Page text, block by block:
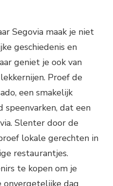
Segovia maak je niet
geschiedenis en
geniet je ook van
Proef de
een smakelijk
dat een
Slenter door de
lokale gerechten in
restaurantjes.
te kopen om je
onvergetelijke dag